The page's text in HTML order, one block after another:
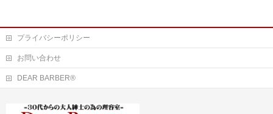
プライバシーポリシー
お問い合わせ
DEAR BARBER®